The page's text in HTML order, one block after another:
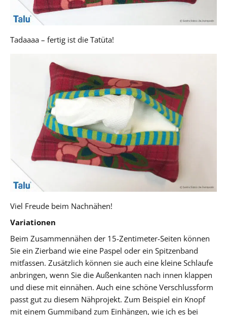
Tadaaaa – fertig ist die Tatüta!
Viel Freude beim Nachnähen!
Variationen
Beim Zusammennähen der 15-Zentimeter-Seiten können
Sie ein Zierband wie eine Paspel oder ein Spitzenband
mitfassen. Zusätzlich können sie auch eine kleine Schlaufe
anbringen, wenn Sie die Außenkanten nach innen klappen
und diese mit einnähen. Auch eine schöne Verschlussform
passt gut zu diesem Nähprojekt. Zum Beispiel ein Knopf
mit einem Gummiband zum Einhängen, wie ich es bei